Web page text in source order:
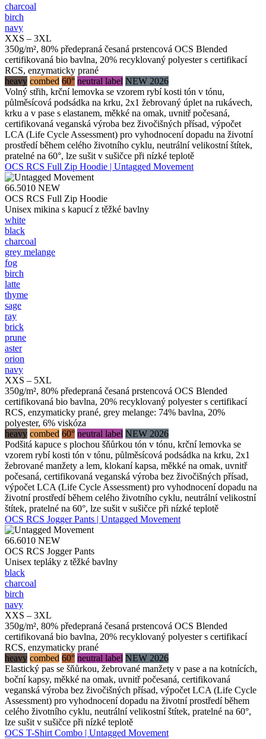
charcoal
birch
navy
XXS – 3XL
350g/m², 80% předepraná česaná prstencová OCS Blended
certifikovaná bio bavlna, 20% recyklovaný polyester s certifikací
RCS, enzymaticky prané
heavy combed 60° neutral label NEW 2026
Volný střih, krční lemovka se vzorem rybí kosti tón v tónu,
půlměsícová podsádka na krku, 2x1 žebrovaný úplet na rukávech,
krku a v pase s elastanem, měkké na omak, uvnitř počesaná,
certifikovaná veganská výroba bez živočišných přísad, výpočet
LCA (Life Cycle Assessment) pro vyhodnocení dopadu na životní
prostředí během celého životního cyklu, neutrální velikostní štítek,
pratelné na 60°, lze sušit v sušičce při nízké teplotě
OCS RCS Full Zip Hoodie | Untagged Movement
66.5010 NEW
OCS RCS Full Zip Hoodie
Unisex mikina s kapucí z těžké bavlny
white
black
charcoal
grey melange
fog
birch
latte
thyme
sage
ray
brick
prune
aster
orion
navy
XXS – 5XL
350g/m², 80% předepraná česaná prstencová OCS Blended
certifikovaná bio bavlna, 20% recyklovaný polyester s certifikací
RCS, enzymaticky prané, grey melange: 74% bavlna, 20%
polyester, 6% viskóza
heavy combed 60° neutral label NEW 2026
Podšitá kapuce s plochou šňůrkou tón v tónu, krční lemovka se
vzorem rybí kosti tón v tónu, půlměsícová podsádka na krku, 2x1
žebrované manžety a lem, klokaní kapsa, měkké na omak, uvnitř
počesaná, certifikovaná veganská výroba bez živočišných přísad,
výpočet LCA (Life Cycle Assessment) pro vyhodnocení dopadu na
životní prostředí během celého životního cyklu, neutrální velikostní
štítek, pratelné na 60°, lze sušit v sušičce při nízké teplotě
OCS RCS Jogger Pants | Untagged Movement
66.6010 NEW
OCS RCS Jogger Pants
Unisex tepláky z těžké bavlny
black
charcoal
birch
navy
XXS – 3XL
350g/m², 80% předepraná česaná prstencová OCS Blended
certifikovaná bio bavlna, 20% recyklovaný polyester s certifikací
RCS, enzymaticky prané
heavy combed 60° neutral label NEW 2026
Elastický pas se šňůrkou, žebrované manžety v pase a na kotnících,
boční kapsy, měkké na omak, uvnitř počesaná, certifikovaná
veganská výroba bez živočišných přísad, výpočet LCA (Life Cycle
Assessment) pro vyhodnocení dopadu na životní prostředí během
celého životního cyklu, neutrální velikostní štítek, pratelné na 60°,
lze sušit v sušičce při nízké teplotě
OCS T-Shirt Combo | Untagged Movement